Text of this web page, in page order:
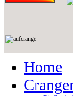
Home